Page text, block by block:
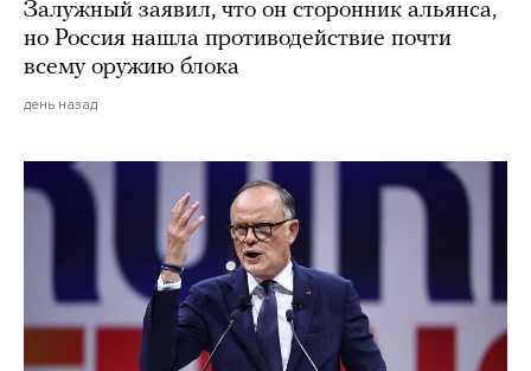
Залужный заявил, что он сторонник альянса,
но Россия нашла противодействие почти
всему оружию блока
день назад